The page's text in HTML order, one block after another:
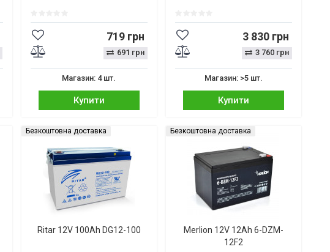
719 грн
691 грн
Магазин: 4 шт.
Купити
3 830 грн
3 760 грн
Магазин: >5 шт.
Купити
Безкоштовна доставка
Ritar 12V 100Ah DG12-100
Безкоштовна доставка
Merlion 12V 12Ah 6-DZM-
12F2